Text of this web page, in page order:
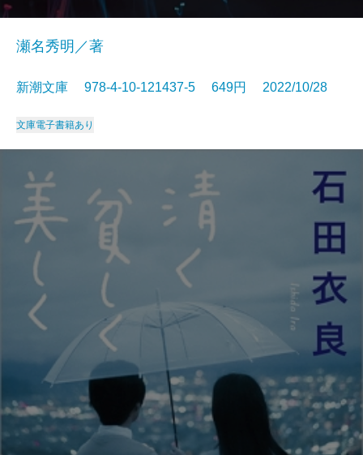
瀬名秀明／著
新潮文庫 978-4-10-121437-5 649円 2022/10/28
文庫電子書籍あり